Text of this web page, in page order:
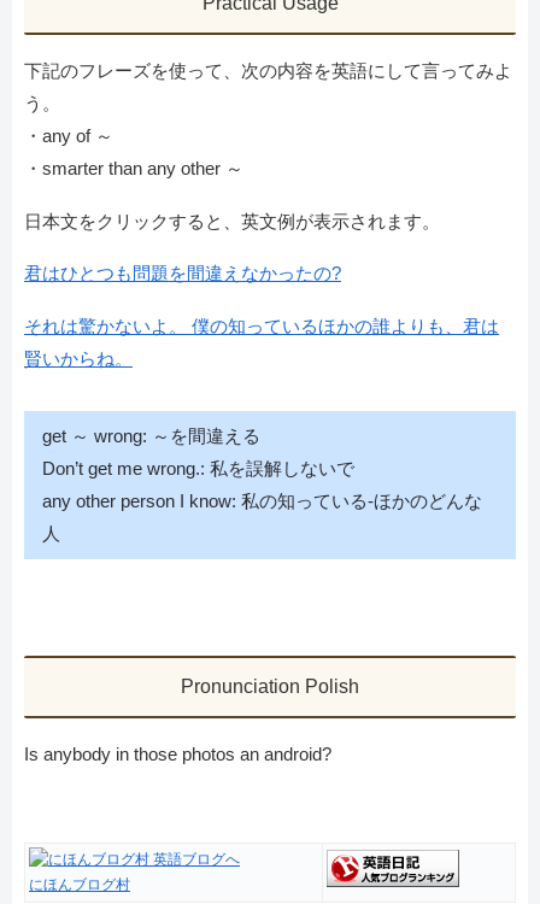
下記のフレーズを使って、次の内容を英語にして言ってみよ
う。
・any of ～
・smarter than any other ～
日本文をクリックすると、英文例が表示されます。
君はひとつも問題を間違えなかったの?
それは驚かないよ。 僕の知っているほかの誰よりも、君は
賢いからね。
get ～ wrong: ～を間違える
Don’t get me wrong.: 私を誤解しないで
any other person I know: 私の知っている-ほかのどんな
人
Pronunciation Polish
Is anybody in those photos an android?
にほんブログ村